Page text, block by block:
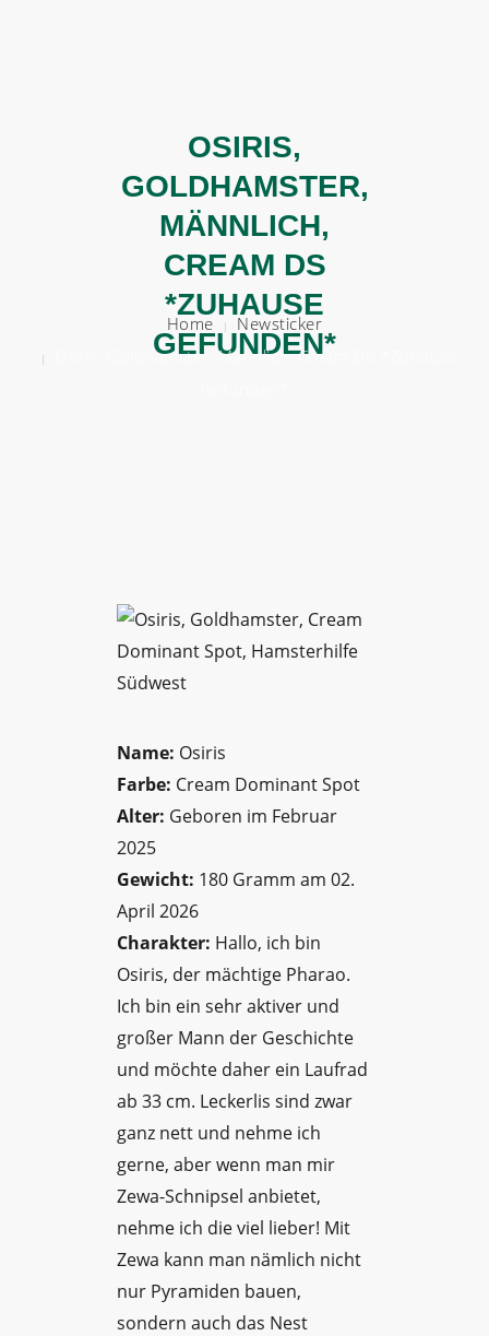
VERMITTELN
OSIRIS,
GOLDHAMSTER,
MÄNNLICH,
CREAM DS
*ZUHAUSE
GEFUNDEN*
Home
Newsticker
Osiris, Goldhamster, Männlich, Cream DS *Zuhause
Name: Osiris
Farbe: Cream Dominant Spot
Alter: Geboren im Februar
2025
Gewicht: 180 Gramm am 02.
April 2026
Charakter: Hallo, ich bin
Osiris, der mächtige Pharao.
Ich bin ein sehr aktiver und
großer Mann der Geschichte
und möchte daher ein Laufrad
ab 33 cm. Leckerlis sind zwar
ganz nett und nehme ich
gerne, aber wenn man mir
Zewa-Schnipsel anbietet,
nehme ich die viel lieber! Mit
Zewa kann man nämlich nicht
nur Pyramiden bauen,
sondern auch das Nest